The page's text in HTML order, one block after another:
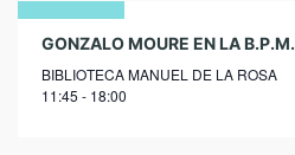
21
febrero
2018
GONZALO MOURE EN LA B.P.M.
BIBLIOTECA MANUEL DE LA ROSA
11:45 - 18:00